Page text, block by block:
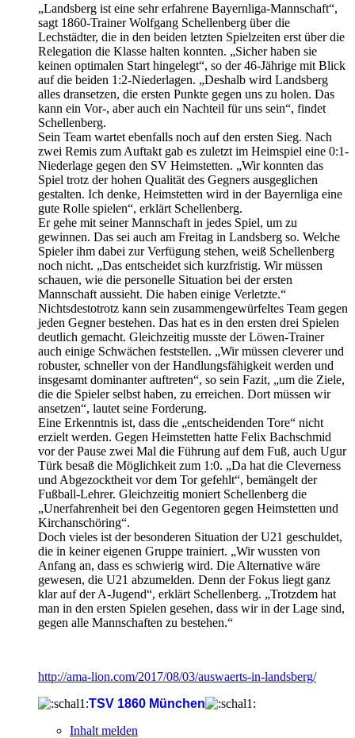
„Landsberg ist eine sehr erfahrene Bayernliga-Mannschaft“,
sagt 1860-Trainer Wolfgang Schellenberg über die
Lechstädter, die in den beiden letzten Spielzeiten erst über die
Relegation die Klasse halten konnten. „Sicher haben sie
keinen optimalen Start hingelegt“, so der 46-Jährige mit Blick
auf die beiden 1:2-Niederlagen. „Deshalb wird Landsberg
alles dransetzen, die ersten Punkte gegen uns zu holen. Das
kann ein Vor-, aber auch ein Nachteil für uns sein“, findet
Schellenberg.
Sein Team wartet ebenfalls noch auf den ersten Sieg. Nach
zwei Remis zum Auftakt gab es zuletzt im Heimspiel eine 0:1-
Niederlage gegen den SV Heimstetten. „Wir konnten das
Spiel trotz der hohen Qualität des Gegners ausgeglichen
gestalten. Ich denke, Heimstetten wird in der Bayernliga eine
gute Rolle spielen“, erklärt Schellenberg.
Er gehe mit seiner Mannschaft in jedes Spiel, um zu
gewinnen. Das sei auch am Freitag in Landsberg so. Welche
Spieler ihm dabei zur Verfügung stehen, weiß Schellenberg
noch nicht. „Das entscheidet sich kurzfristig. Wir müssen
schauen, wie die personelle Situation bei der ersten
Mannschaft aussieht. Die haben einige Verletzte.“
Nichtsdestotrotz kann sein zusammengewürfeltes Team gegen
jeden Gegner bestehen. Das hat es in den ersten drei Spielen
deutlich gemacht. Gleichzeitig musste der Löwen-Trainer
auch einige Schwächen feststellen. „Wir müssen cleverer und
robuster, schneller von der Handlungsfähigkeit werden und
insgesamt dominanter auftreten“, so sein Fazit, „um die Ziele,
die die Spieler selbst haben, zu erreichen. Dort müssen wir
ansetzen“, lautet seine Forderung.
Eine Erkenntnis ist, dass die „entscheidenden Tore“ nicht
erzielt werden. Gegen Heimstetten hatte Felix Bachschmid
vor der Pause zwei Mal die Führung auf dem Fuß, auch Ugur
Türk besaß die Möglichkeit zum 1:0. „Da hat die Cleverness
und Abgezocktheit vor dem Tor gefehlt“, bemängelt der
Fußball-Lehrer. Gleichzeitig moniert Schellenberg die
„Unerfahrenheit bei den Gegentoren gegen Heimstetten und
Kirchanschöring“.
Doch vieles ist der besonderen Situation der U21 geschuldet,
die in keiner eigenen Gruppe trainiert. „Wir wussten von
Anfang an, dass es schwierig wird. Die Alternative wäre
gewesen, die U21 abzumelden. Denn der Fokus liegt ganz
klar auf der A-Jugend“, erklärt Schellenberg. „Trotzdem hat
man in den ersten Spielen gesehen, dass wir in der Lage sind,
gegen alle Mannschaften zu bestehen.“
http://ama-lion.com/2017/08/03/auswaerts-in-landsberg/
TSV 1860 München
Inhalt melden